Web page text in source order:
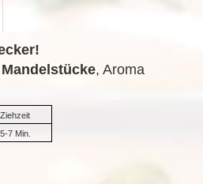
Mandelstücke, Aroma
Ziehzeit
5-7 Min.